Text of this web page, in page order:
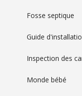
Fosse septique
Guide
Inspection des
Monde bébé